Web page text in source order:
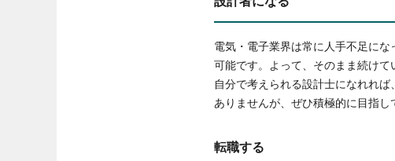
電気・電子業界は常に人手不足に
可能です。よって、そのまま続け
自分で考えられる設計士になれれ
ありませんが、ぜひ積極的に目指し
転職する